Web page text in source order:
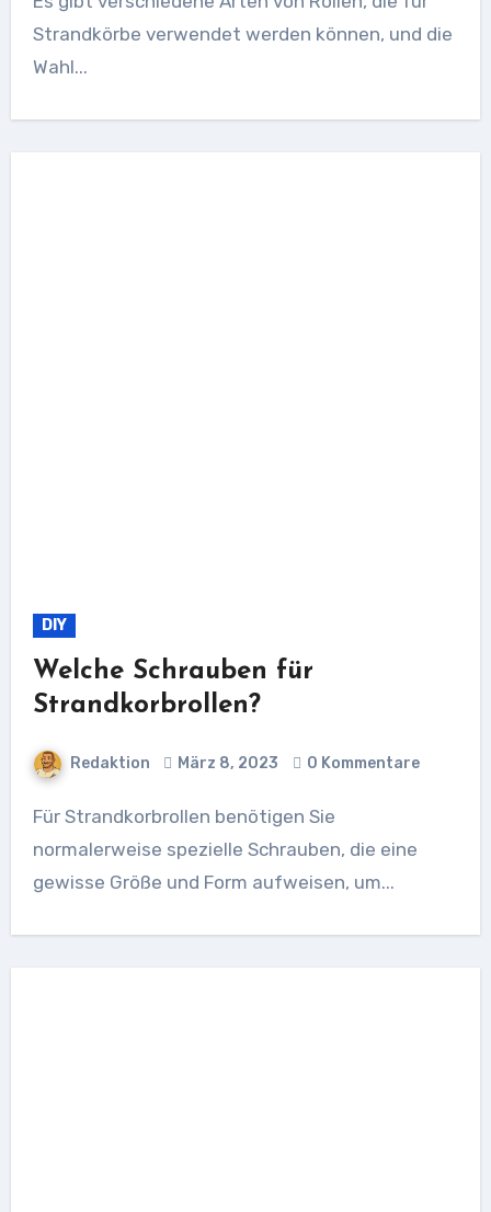
Strandkörbe verwendet werden können, und die
Wahl...
DIY
Welche Schrauben für
Strandkorbrollen?
Redaktion März 8, 2023 0 Kommentare
Für Strandkorbrollen benötigen Sie
normalerweise spezielle Schrauben, die eine
gewisse Größe und Form aufweisen, um...